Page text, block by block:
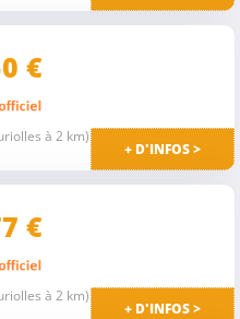
à 2 km)
€
+ D'INFOS >
à 2 km)
€
+ D'INFOS >